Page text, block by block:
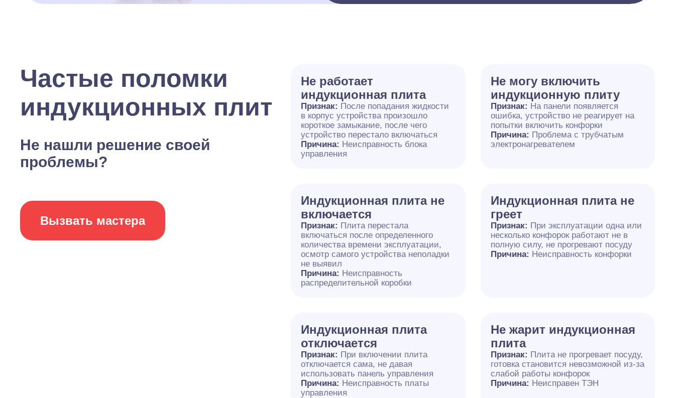
Частые поломки
индукционных плит
Не нашли решение своей
проблемы?
Вызвать мастера
Не работает
индукционная плита
Признак: После попадания жидкости
в корпус устройства произошло
короткое замыкание, после чего
устройство перестало включаться
Причина: Неисправность блока
управления
Не могу включить
индукционную плиту
Признак: На панели появляется
ошибка, устройство не реагирует на
попытки включить конфорки
Причина: Проблема с трубчатым
электронагревателем
Индукционная плита не
включается
Признак: Плита перестала
включаться после определенного
количества времени эксплуатации,
осмотр самого устройства неполадки
не выявил
Причина: Неисправность
распределительной коробки
Индукционная плита не
греет
Признак: При эксплуатации одна или
несколько конфорок работают не в
полную силу, не прогревают посуду
Причина: Неисправность конфорки
Индукционная плита
отключается
Признак: При включении плита
отключается сама, не давая
использовать панель управления
Причина: Неисправность платы
управления
Не жарит индукционная
плита
Признак: Плита не прогревает посуду,
готовка становится невозможной из-за
слабой работы конфорок
Причина: Неисправен ТЭН